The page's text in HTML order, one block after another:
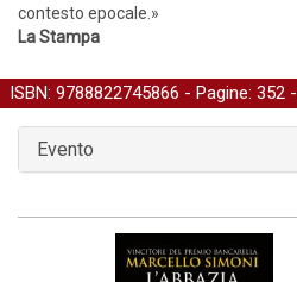
contesto epocale.»
La Stampa
ISBN: 9788822745866 - Pagine: 352 -
Evento